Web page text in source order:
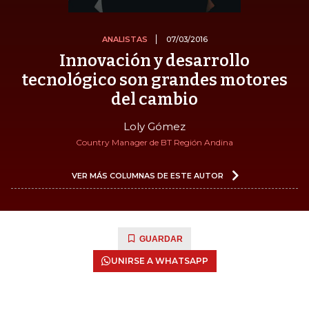
ANALISTAS 07/03/2016
Innovación y desarrollo
tecnológico son grandes motores
del cambio
Loly Gómez
Country Manager de BT Región Andina
VER MÁS COLUMNAS DE ESTE AUTOR
GUARDAR
UNIRSE A WHATSAPP